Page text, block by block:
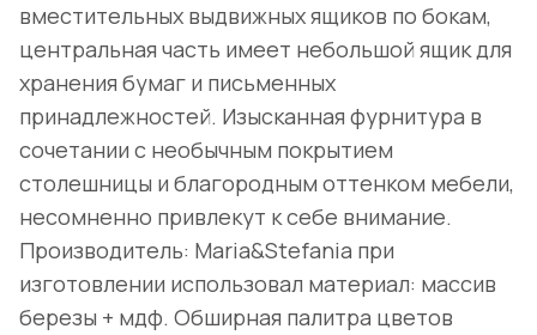
вместительных выдвижных ящиков по бокам,
центральная часть имеет небольшой ящик для
хранения бумаг и письменных
принадлежностей. Изысканная фурнитура в
сочетании с необычным покрытием
столешницы и благородным оттенком мебели,
несомненно привлекут к себе внимание.
Производитель: Maria&Stefania при
изготовлении использовал материал: массив
березы + мдф. Обширная палитра цветов